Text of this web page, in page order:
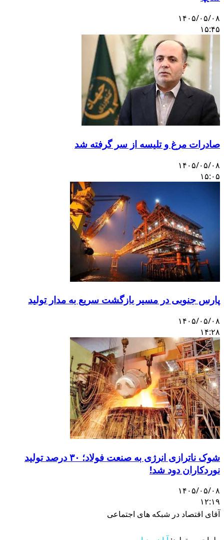
۱۴۰۵/۰۵/۰۸
۱۵:۴۵
صادرات مرغ و تلیسه از سر گرفته شد
۱۴۰۵/۰۵/۰۸
۱۵:۰۵
پارس جنوبی در مسیر بازگشت سریع به مدار تولید
۱۴۰۵/۰۵/۰۸
۱۴:۲۸
شوک ناترازی انرژی به صنعت فولاد؛ ۳۰ درصد تولید
نوردکاران دود شد!
۱۴۰۵/۰۵/۰۸
۱۲:۱۹
آقای اقتصاد در شبکه های اجتماعی